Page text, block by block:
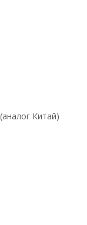
Китай)